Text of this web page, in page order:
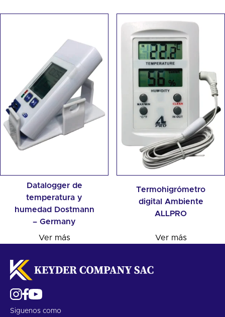
Datalogger de
temperatura y
humedad Dostmann
– Germany
Ver más
Termohigrómetro
digital Ambiente
ALLPRO
Ver más
Siguenos como